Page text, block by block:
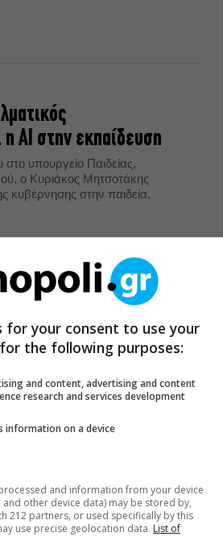
ΑΙ στην εκπαίδευση
υπουργείο Παιδείας,
ο Κυριάκος Μητσοτάκης
κυβέρνησης στην παιδεία.
καλούν σε
συμμετοχή στις
της 28ης
for your consent to use your
the following purposes:
and content, advertising and content
research and services development
information on a device
and information from your device
other device data) may be stored by,
212 partners, or used specifically by this
use precise geolocation data. List of